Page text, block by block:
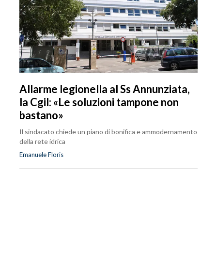
Allarme legionella al Ss Annunziata,
la Cgil: «Le soluzioni tampone non
bastano»
Il sindacato chiede un piano di bonifica e ammodernamento
della rete idrica
Emanuele Floris